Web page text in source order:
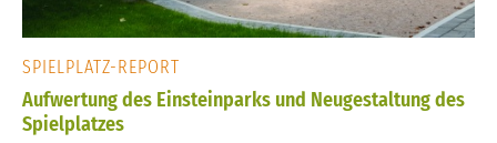
SPIELPLATZ-REPORT
Aufwertung des Einsteinparks und Neugestaltung des
Spielplatzes